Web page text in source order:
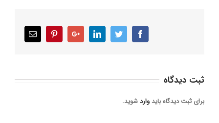
Facebook
Twitter
LinkedIn
Google+
Pinterest
Email
ثبت ديدگاه
برای ثبت دیدگاه باید واردشوید.